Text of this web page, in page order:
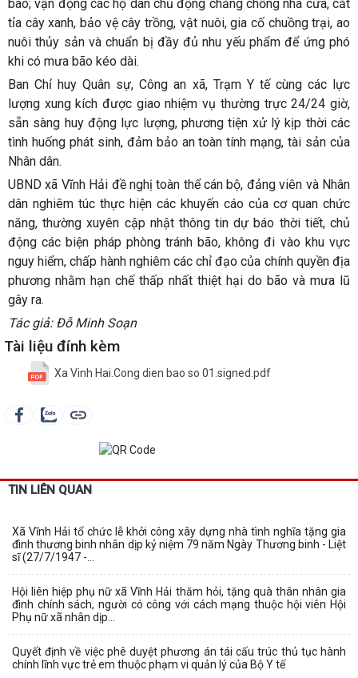
bão; vận động các hộ dân chủ động chằng chống nhà cửa, cắt
tỉa cây xanh, bảo vệ cây trồng, vật nuôi, gia cố chuồng trại, ao
nuôi thủy sản và chuẩn bị đầy đủ nhu yếu phẩm để ứng phó
khi có mưa bão kéo dài.
Ban Chỉ huy Quân sự, Công an xã, Trạm Y tế cùng các lực
lượng xung kích được giao nhiệm vụ thường trực 24/24 giờ,
sẵn sàng huy động lực lượng, phương tiện xử lý kịp thời các
tình huống phát sinh, đảm bảo an toàn tính mạng, tài sản của
Nhân dân.
UBND xã Vĩnh Hải đề nghị toàn thể cán bộ, đảng viên và Nhân
dân nghiêm túc thực hiện các khuyến cáo của cơ quan chức
năng, thường xuyên cập nhật thông tin dự báo thời tiết, chủ
động các biện pháp phòng tránh bão, không đi vào khu vực
nguy hiểm, chấp hành nghiêm các chỉ đạo của chính quyền địa
phương nhằm hạn chế thấp nhất thiệt hại do bão và mưa lũ
gây ra.
Tác giả: Đỗ Minh Soạn
Tài liệu đính kèm
Xa Vinh Hai.Cong dien bao so 01.signed.pdf
TIN LIÊN QUAN
Xã Vĩnh Hải tổ chức lễ khởi công xây dựng nhà tình nghĩa tặng gia
đình thương binh nhân dịp kỷ niệm 79 năm Ngày Thương binh - Liệt
sĩ (27/7/1947 -...
Hội liên hiệp phụ nữ xã Vĩnh Hải thăm hỏi, tặng quà thân nhân gia
đình chính sách, người có công với cách mạng thuộc hội viên Hội
Phụ nữ xã nhân dịp...
Quyết định về việc phê duyệt phương án tái cấu trúc thủ tục hành
chính lĩnh vực trẻ em thuộc phạm vi quản lý của Bộ Y tế